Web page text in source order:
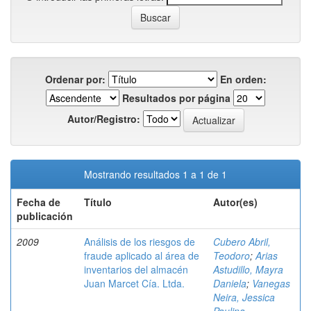
Ordenar por:
En orden:
Resultados por página
Autor/Registro:
Mostrando resultados 1 a 1 de 1
Fecha de
publicación
Título Autor(es)
2009
Análisis de los riesgos de
fraude aplicado al área de
inventarios del almacén
Juan Marcet Cía. Ltda.
Cubero Abril,
Teodoro;Arias
Astudillo, Mayra
Daniela; Vanegas
Neira, Jessica